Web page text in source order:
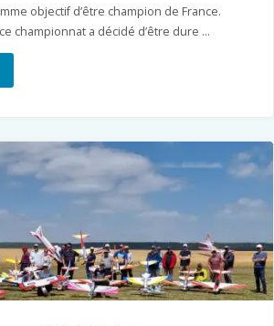
objectif d’être champion de France.
championnat a décidé d’être dure …